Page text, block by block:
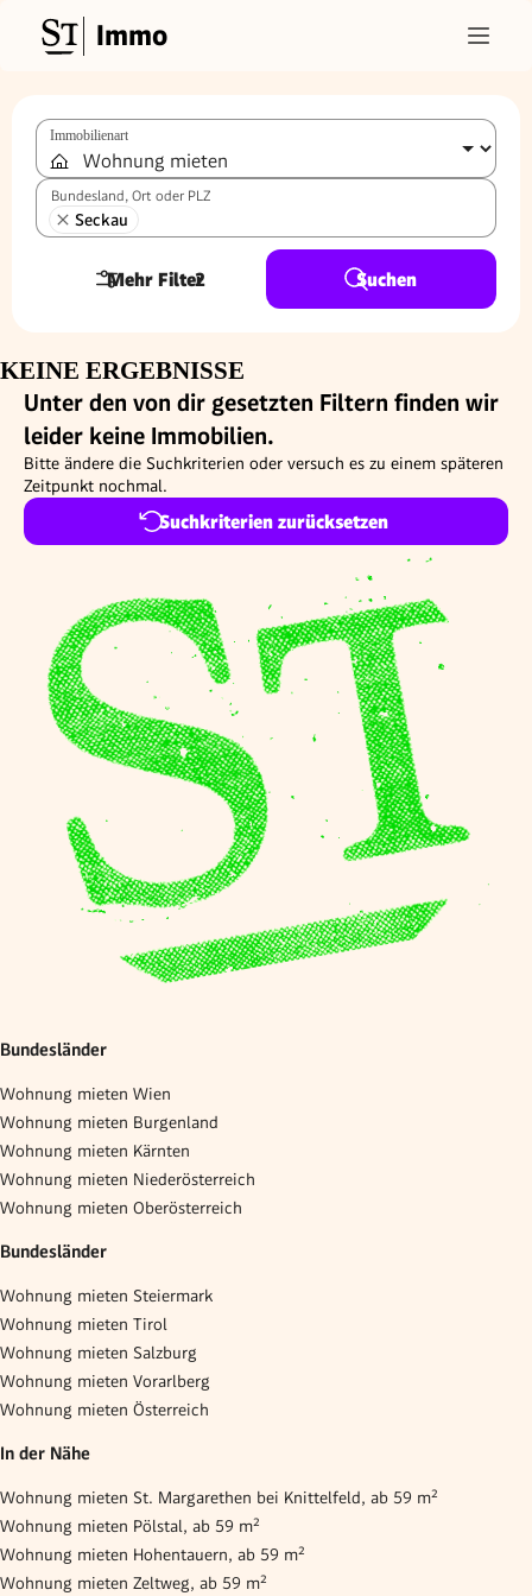
Immo
Immobilienart
Bundesland, Ort oder PLZ
Seckau
Mehr Filter
2 Suchen
KEINE ERGEBNISSE
Unter den von dir gesetzten Filtern finden wir
leider keine Immobilien.
Bitte ändere die Suchkriterien oder versuch es zu einem späteren
Zeitpunkt nochmal.
Suchkriterien zurücksetzen
Bundesländer
Wohnung mieten Wien
Wohnung mieten Burgenland
Wohnung mieten Kärnten
Wohnung mieten Niederösterreich
Wohnung mieten Oberösterreich
Bundesländer
Wohnung mieten Steiermark
Wohnung mieten Tirol
Wohnung mieten Salzburg
Wohnung mieten Vorarlberg
Wohnung mieten Österreich
In der Nähe
Wohnung mieten St. Margarethen bei Knittelfeld, ab 59 m²
Wohnung mieten Pölstal, ab 59 m²
Wohnung mieten Hohentauern, ab 59 m²
Wohnung mieten Zeltweg, ab 59 m²